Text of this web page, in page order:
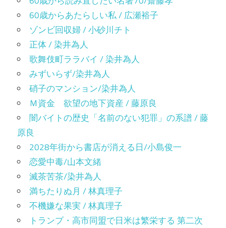
60歳からあたらしい私 / 広瀬裕子
ゾンビ回収婦 / 小砂川チト
正体 / 染井為人
歌舞伎町ララバイ / 染井為人
みずいらず/染井為人
硝子のマンション/染井為人
Ｍ資金 欲望の地下資産 / 藤原良
闇バイトの歴史「名前のない犯罪」の系譜 / 藤
原良
2028年街から書店が消える日/小島俊一
恋愛中毒/山本文緒
滅茶苦茶/染井為人
満ちたりぬ月 / 林真理子
不機嫌な果実 / 林真理子
トランプ・高市同盟で日米は繁栄する 第二次